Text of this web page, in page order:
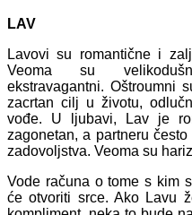
LAV
Lavovi su romantične i
Veoma su
ekstravagantni. Oštroumni
zacrtan cilj u životu,
vođe. U ljubavi, Lav je
zagonetan, a partneru
zadovoljstva. Veoma su
Vode računa o tome s kim
će otvoriti srce. Ako Lavu